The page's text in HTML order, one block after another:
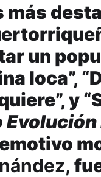
más
un
loca”,
y